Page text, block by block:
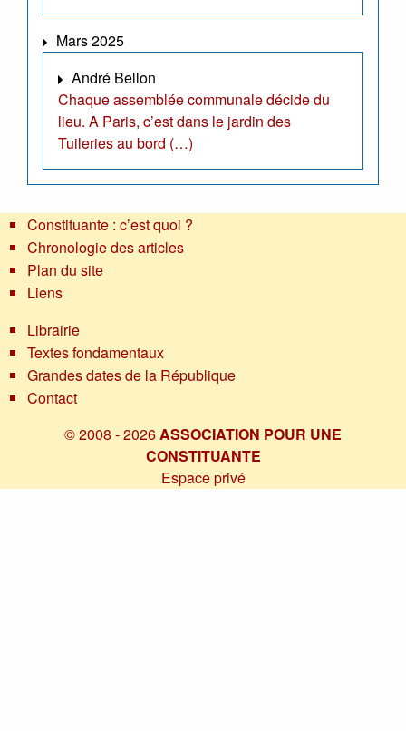
Mars 2025
André Bellon
Chaque assemblée communale décide du
lieu. A Paris, c’est dans le jardin des
Tuileries au bord (…)
Constituante : c’est quoi ?
Chronologie des articles
Plan du site
Liens
Librairie
Textes fondamentaux
Grandes dates de la République
Contact
© 2008 - 2026ASSOCIATION POUR UNE
CONSTITUANTE
Espace privé